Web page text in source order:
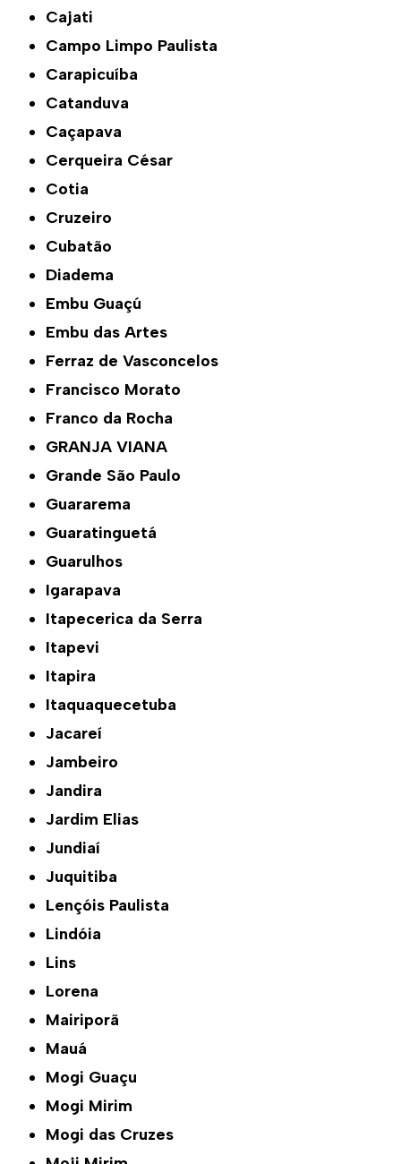
Cajati
Campo Limpo Paulista
Carapicuíba
Catanduva
Caçapava
Cerqueira César
Cotia
Cruzeiro
Cubatão
Diadema
Embu Guaçú
Embu das Artes
Ferraz de Vasconcelos
Francisco Morato
Franco da Rocha
GRANJA VIANA
Grande São Paulo
Guararema
Guaratinguetá
Guarulhos
Igarapava
Itapecerica da Serra
Itapevi
Itapira
Itaquaquecetuba
Jacareí
Jambeiro
Jandira
Jardim Elias
Jundiaí
Juquitiba
Lençóis Paulista
Lindóia
Lins
Lorena
Mairiporã
Mauá
Mogi Guaçu
Mogi Mirim
Mogi das Cruzes